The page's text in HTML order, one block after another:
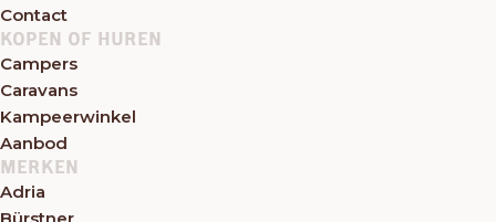
Contact
KOPEN OF HUREN
Campers
Caravans
Kampeerwinkel
Aanbod
MERKEN
Adria
Bürstner